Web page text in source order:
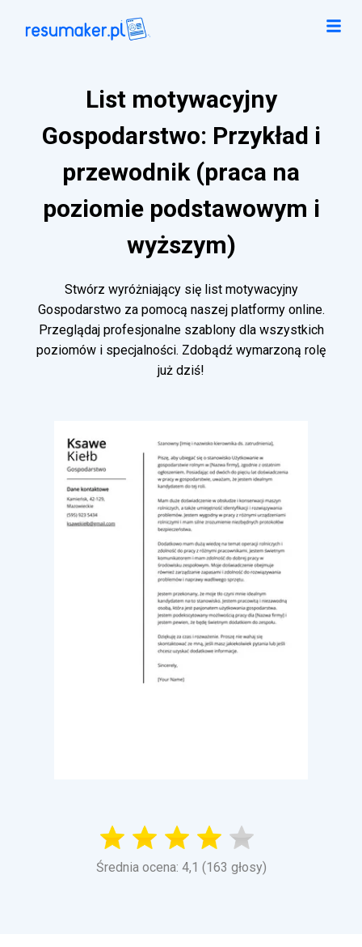
List motywacyjny
Gospodarstwo: Przykład i
przewodnik (praca na
poziomie podstawowym i
wyższym)
Stwórz wyróżniający się list motywacyjny
Gospodarstwo za pomocą naszej platformy online.
Przeglądaj profesjonalne szablony dla wszystkich
poziomów i specjalności. Zdobądź wymarzoną rolę
już dziś!
Średnia ocena: 4,1 (163 głosy)